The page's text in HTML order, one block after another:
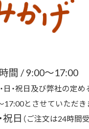
間 / 9:00～17:00
日・祝日及び弊社の定
17:00とさせていただき
祝日 （ご注文は24時間